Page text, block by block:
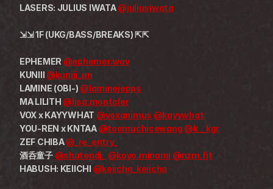
LASERS: JULIUS IWATA @juliusiwata
⇲⇲ 1F (UKG/BASS/BREAKS) ⇱⇱
EPHEMER @ephemer.wav
KUNIII @kuniii_un
LAMINE (OBI-) @laminejepps
MA LILITH @lisa.montcler
VOX x KAYYWHAT @voxanimus @kayywhat
YOU-REN x KNTAA @toomuchicewang @k__kgr
ZEF CHIBA @_re_entry_
酒呑童子 @shutendj_ @koyo.minami @nzm.fjt
HABUSH: KEIICHI @keiicha_keiicha